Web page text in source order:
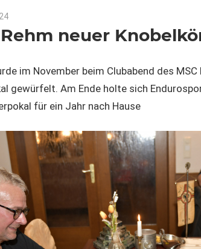
neuer
im November beim Clubabend des
gewürfelt. Am Ende holte sich
für ein Jahr nach Hause